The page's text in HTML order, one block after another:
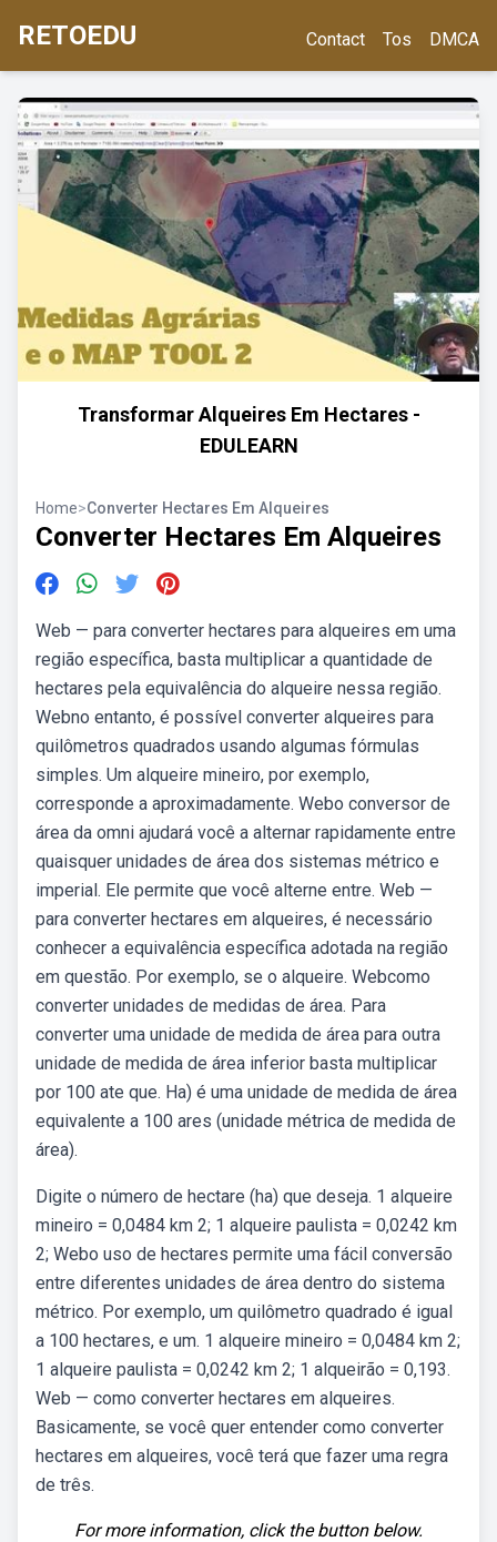
RETOEDU Contact Tos DMCA
Transformar Alqueires Em Hectares -
EDULEARN
Home>Converter Hectares Em Alqueires
Converter Hectares Em Alqueires
Web — para converter hectares para alqueires em uma
região específica, basta multiplicar a quantidade de
hectares pela equivalência do alqueire nessa região.
Webno entanto, é possível converter alqueires para
quilômetros quadrados usando algumas fórmulas
simples. Um alqueire mineiro, por exemplo,
corresponde a aproximadamente. Webo conversor de
área da omni ajudará você a alternar rapidamente entre
quaisquer unidades de área dos sistemas métrico e
imperial. Ele permite que você alterne entre. Web —
para converter hectares em alqueires, é necessário
conhecer a equivalência específica adotada na região
em questão. Por exemplo, se o alqueire. Webcomo
converter unidades de medidas de área. Para
converter uma unidade de medida de área para outra
unidade de medida de área inferior basta multiplicar
por 100 ate que. Ha) é uma unidade de medida de área
equivalente a 100 ares (unidade métrica de medida de
área).
Digite o número de hectare (ha) que deseja. 1 alqueire
mineiro = 0,0484 km 2; 1 alqueire paulista = 0,0242 km
2; Webo uso de hectares permite uma fácil conversão
entre diferentes unidades de área dentro do sistema
métrico. Por exemplo, um quilômetro quadrado é igual
a 100 hectares, e um. 1 alqueire mineiro = 0,0484 km 2;
1 alqueire paulista = 0,0242 km 2; 1 alqueirão = 0,193.
Web — como converter hectares em alqueires.
Basicamente, se você quer entender como converter
hectares em alqueires, você terá que fazer uma regra
de três.
For more information, click the button below.